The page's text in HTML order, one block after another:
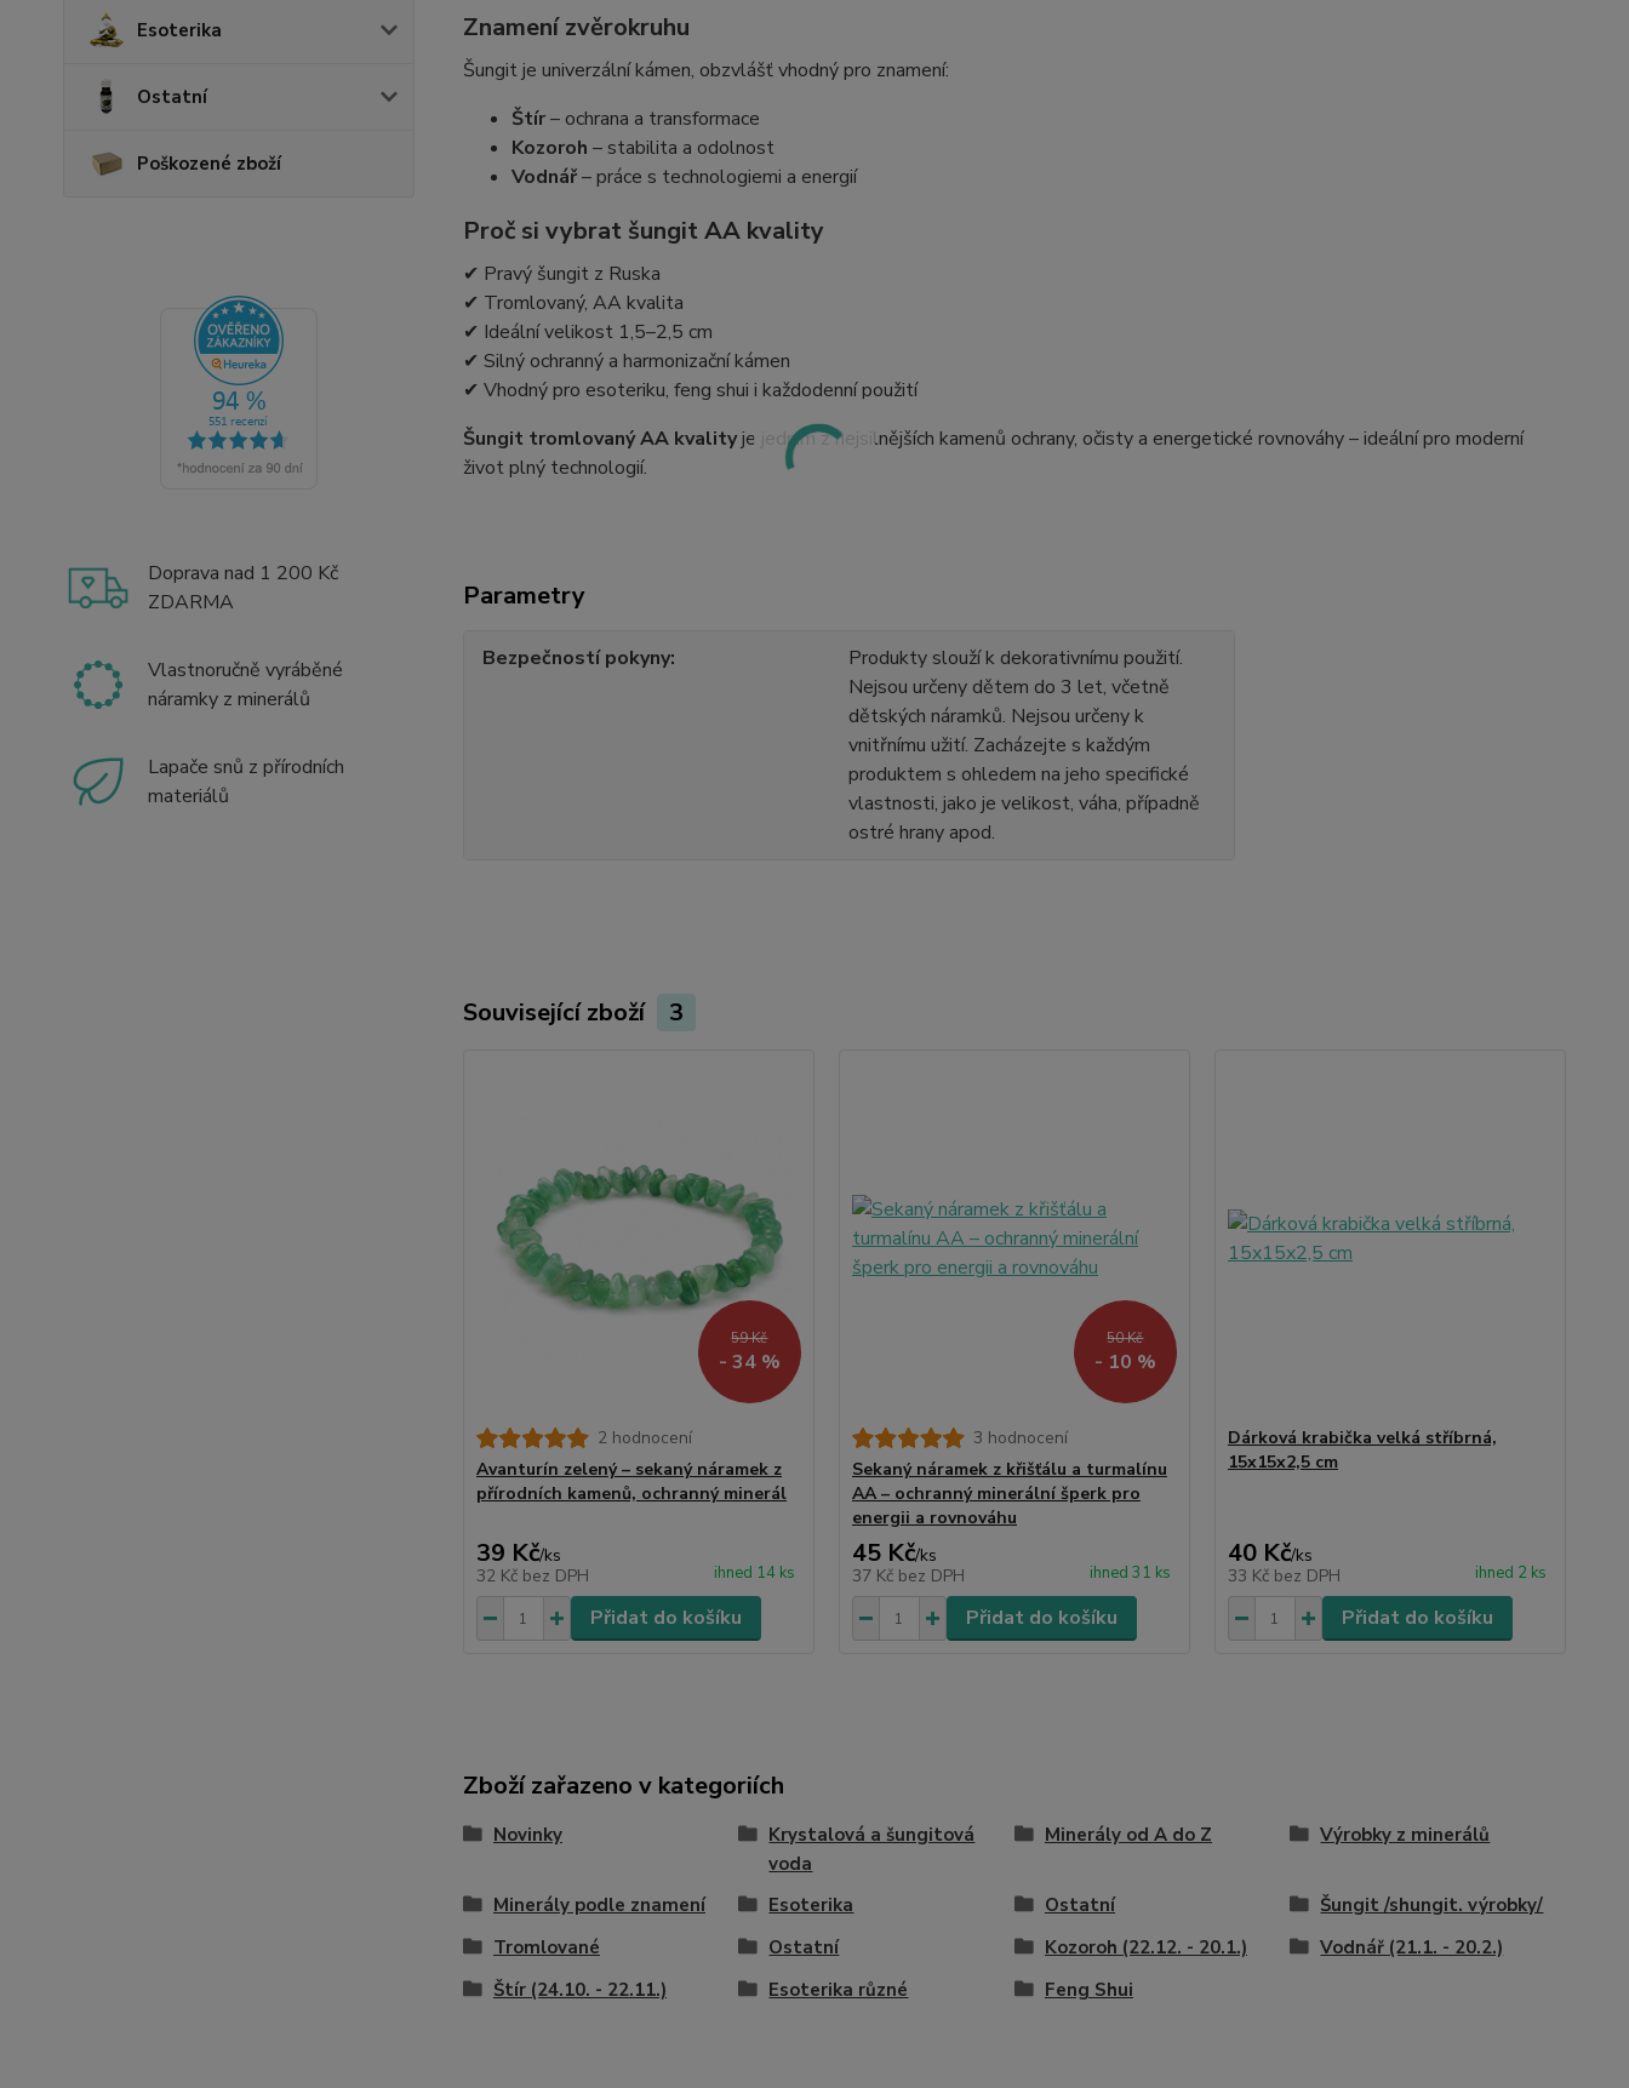
Esoterika
Ostatní
Poškozené zboží
Doprava nad 1 200 Kč
ZDARMA
Vlastnoručně vyráběné
náramky z minerálů
Lapače snů z přírodních
materiálů
Znamení zvěrokruhu
Šungit je univerzální kámen, obzvlášť vhodný pro znamení:
Štír– ochrana a transformace
Kozoroh – stabilita a odolnost
Vodnář– práce s technologiemi a energií
Proč si vybrat šungit AA kvality
✔ Pravý šungit z Ruska
✔ Tromlovaný, AA kvalita
✔ Ideální velikost 1,5–2,5 cm
✔ Silný ochranný a harmonizační kámen
✔ Vhodný pro esoteriku, feng shui i každodenní použití
Šungit tromlovaný AA kvalityje jedním z nejsilnějších kamenů ochrany, očisty a energetické rovnováhy – ideální pro moderní
život plný technologií.
Parametry
Bezpečností pokyny
Produkty slouží k dekorativnímu použití.
Nejsou určeny dětem do 3 let, včetně
dětských náramků. Nejsou určeny k
vnitřnímu užití. Zacházejte s každým
produktem s ohledem na jeho specifické
vlastnosti, jako je velikost, váha, případně
ostré hrany apod.
Související zboží 3
59 Kč
- 34 %
2 hodnocení
Avanturín zelený – sekaný náramek z
přírodních kamenů, ochranný minerál
39 Kč/ks
32 Kč bez DPH ihned 14 ks
Přidat do košíku
50 Kč
- 10 %
3 hodnocení
Sekaný náramek z křišťálu a turmalínu
AA – ochranný minerální šperk pro
energii a rovnováhu
45 Kč/ks
37 Kč bez DPH ihned 31 ks
Přidat do košíku
Dárková krabička velká stříbrná,
15x15x2,5 cm
40 Kč/ks
33 Kč bez DPH ihned 2 ks
Přidat do košíku
Zboží zařazeno v kategoriích
Novinky
Krystalová a šungitová
voda
Minerály od A do Z Výrobky z minerálů
Minerály podle znamení Esoterika Ostatní
Šungit /shungit. výrobky/
Tromlované
Ostatní Kozoroh (22.12. - 20.1.)
Vodnář (21.1. - 20.2.)
Štír (24.10. - 22.11.)
Esoterika různé Feng Shui